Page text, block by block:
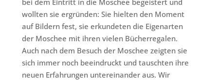
wollten sie ergründen: Sie hielten den Moment
auf Bildern fest, sie erkundeten die Eigenarten
der Moschee mit ihren vielen Bücherregalen.
Auch nach dem Besuch der Moschee zeigten sie
sich immer noch beeindruckt und tauschten ihre
neuen Erfahrungen untereinander aus. Wir